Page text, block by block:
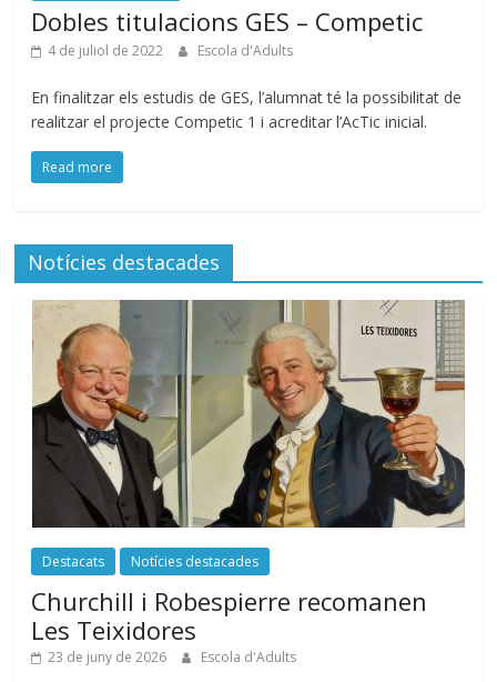
Dobles titulacions GES – Competic
4 de juliol de 2022 Escola d'Adults
En finalitzar els estudis de GES, l’alumnat té la possibilitat de
realitzar el projecte Competic 1 i acreditar l’AcTic inicial.
Read more
Notícies destacades
Destacats Notícies destacades
Churchill i Robespierre recomanen
Les Teixidores
23 de juny de 2026 Escola d'Adults